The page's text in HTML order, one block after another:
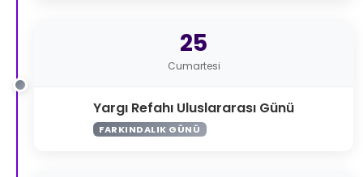
25
Cumartesi
Yargı Refahı Uluslararası Günü
FARKINDALIK GÜNÜ